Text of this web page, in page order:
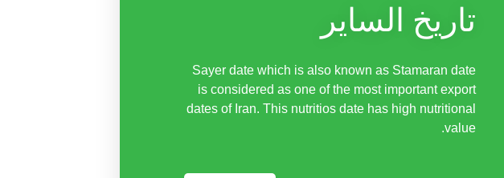
تاريخ الساير
Sayer date which is also known as Stamaran date
is considered as one of the most important export
dates of Iran. This nutritios date has high nutritional
value.